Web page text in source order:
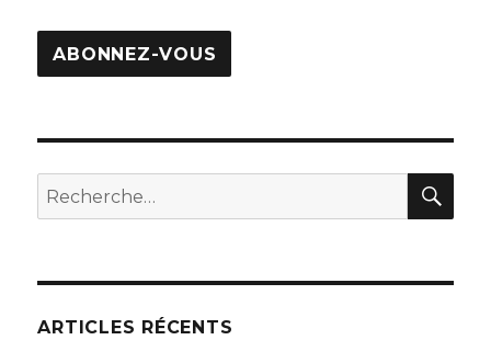
mail
ABONNEZ-VOUS
Recherche
pour
ARTICLES RÉCENTS